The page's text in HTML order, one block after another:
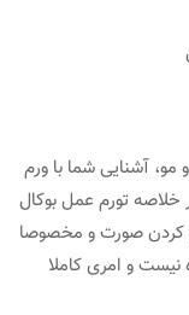
آشنایی شما با ورم
خلاصه تورم عمل بوکال
کردن صورت و مخصوصا
نیست و امری کاملا